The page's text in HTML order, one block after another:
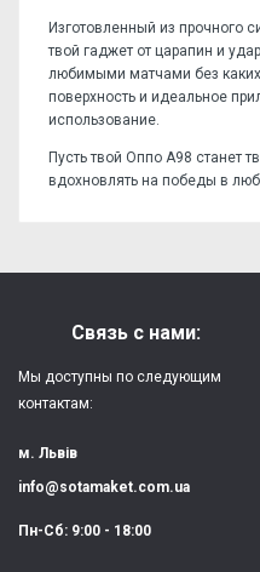
Изготовленный из прочного
твой гаджет от царапин и
любимыми матчами без
поверхность и идеальное
использование.
Пусть твой Оппо А98 станет
вдохновлять на победы в
Защита:
Качество:
Особенности:
Напишите отзыв
Связь с нами:
Мы доступны по следующим
контактам:
м. Львів
info@sotamaket.com.ua
Пн-Сб: 9:00 - 18:00